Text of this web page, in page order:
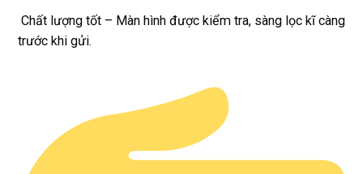
Chất lượng tốt – Màn hình được kiểm tra, sàng lọc kĩ càng
trước khi gửi.